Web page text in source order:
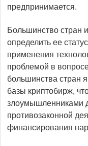
предпринимается.
Большинство стран
определить ее
применения
проблемой в
большинства стран
базы криптобирж,
злоумышленниками
противозаконной
финансирования